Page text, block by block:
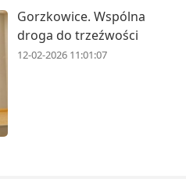
Gorzkowice. Wspólna
droga do trzeźwości
12-02-2026 11:01:07